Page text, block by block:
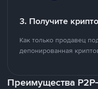
3. Получите
Как только продавец
депонированная
Преимущества